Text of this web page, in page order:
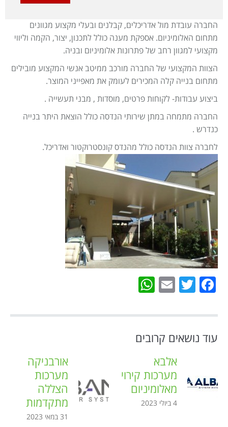
החברה עובדת מול אדריכלים, קבלנים ובעלי מקצוע מגוונים
מתחום האלומיניום. אספקת מענה כולל לתכנון, יצור, הקמה וליווי
מקצועי למגוון רחב של פתרונות אלומיניום ובניה.
הצוות המקצועי של החברה מורכב ממיטב אנשי המקצוע מובילים
מתחום בנייה קלה המכירים לעומק את מאפייני המוצר.
ביצוע עבודות- לקוחות פרטים, מוסדות , מבני תעשייה .
החברה מתמחה במתן שירותי הנדסה כולל הוצאת היתר בנייה
כנדרש .
לחברה צוות הנדסה כולל מהנדס קונסטרוקטור ואדריכל.
Facebook
Twitter
Email
עוד נושאים קרובים
אלבא
מערכות קירוי
מאלומיניום
4 ביולי 2023
אורבניקה
מערכות
הצללה
מתקדמות
31 במאי 2023